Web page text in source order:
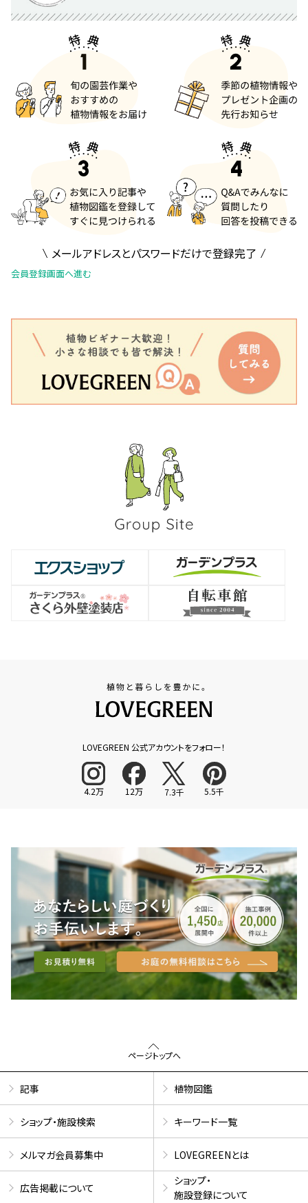
メールアドレスとパスワードだけで登録完了
会員登録画面へ進む
LOVEGREEN 公式アカウントをフォロー！
4.2万 12万 7.3千 5.5千
ページトップへ
記事 植物図鑑
ショップ・施設検索 キーワード一覧
メルマガ会員募集中 LOVEGREENとは
広告掲載について
ショップ・
施設登録について